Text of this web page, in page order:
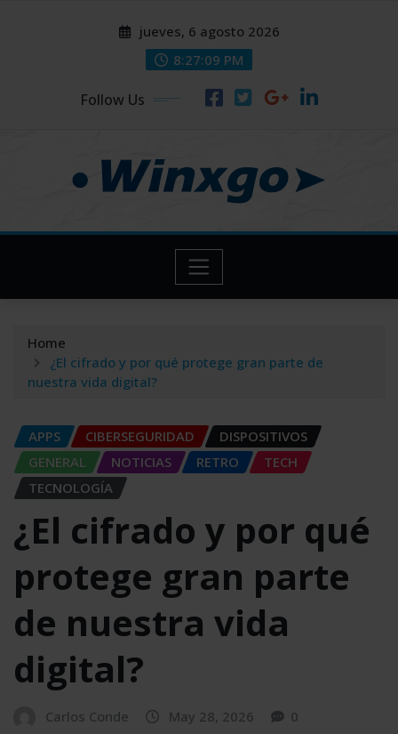
jueves, 6 agosto 2026
8:27:10 PM
Follow Us
Home
¿El cifrado y por qué protege gran parte de
nuestra vida digital?
APPS CIBERSEGURIDAD
DISPOSITIVOS
GENERAL
NOTICIAS RETRO
TECH
TECNOLOGÍA
¿El cifrado y por qué
protege gran parte
de nuestra vida
digital?
Carlos Conde May 28, 2026 0